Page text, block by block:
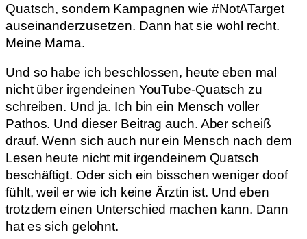
Quatsch, sondern Kampagnen wie #NotATarget
auseinanderzusetzen. Dann hat sie wohl recht.
Meine Mama.
Und so habe ich beschlossen, heute eben mal
nicht über irgendeinen YouTube-Quatsch zu
schreiben. Und ja. Ich bin ein Mensch voller
Pathos. Und dieser Beitrag auch. Aber scheiß
drauf. Wenn sich auch nur ein Mensch nach dem
Lesen heute nicht mit irgendeinem Quatsch
beschäftigt. Oder sich ein bisschen weniger doof
fühlt, weil er wie ich keine Ärztin ist. Und eben
trotzdem einen Unterschied machen kann. Dann
hat es sich gelohnt.